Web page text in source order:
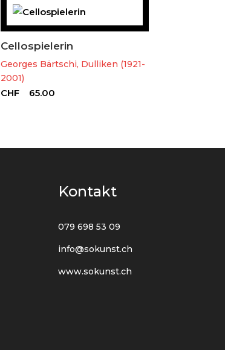
Cellospielerin
Georges Bärtschi, Dulliken (1921-
2001)
CHF 65.00
Kontakt
079 698 53 09
info@sokunst.ch
www.sokunst.ch